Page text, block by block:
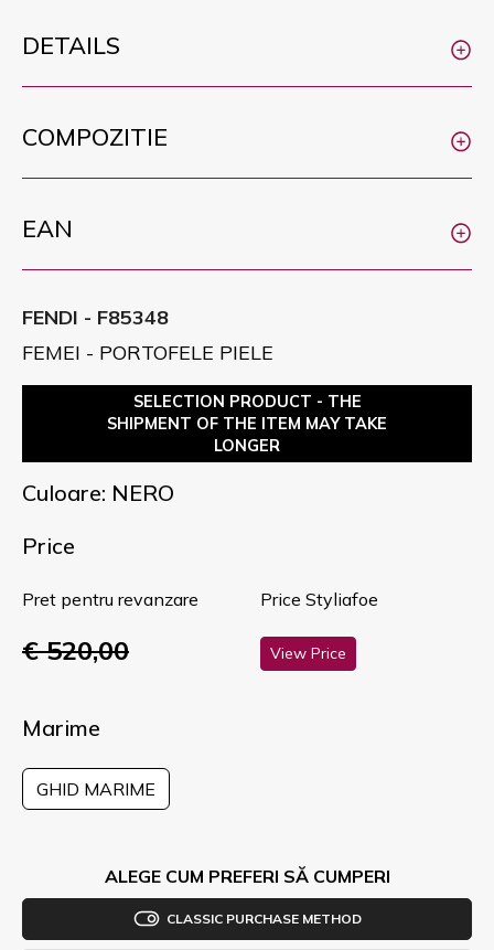
DETAILS
COMPOZITIE
EAN
FENDI - F85348
FEMEI - PORTOFELE PIELE
SELECTION PRODUCT - THE
SHIPMENT OF THE ITEM MAY TAKE
LONGER
Culoare: NERO
Price
Pret pentru revanzare
€ 520,00
Price Styliafoe
View Price
Marime
GHID MARIME
ALEGE CUM PREFERI SĂ CUMPERI
CLASSIC PURCHASE METHOD